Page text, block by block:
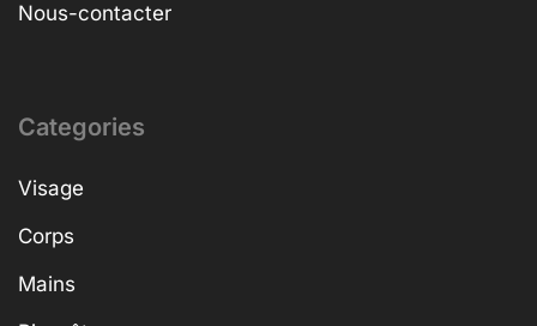
Nous-contacter
Categories
Visage
Corps
Mains